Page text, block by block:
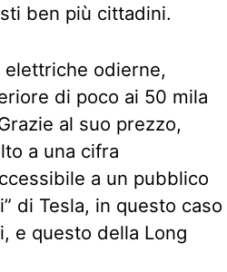
ben più cittadini.
elettriche odierne,
di poco ai 50 mila
al suo prezzo,
a una cifra
a un pubblico
di Tesla, in questo caso
e questo della Long